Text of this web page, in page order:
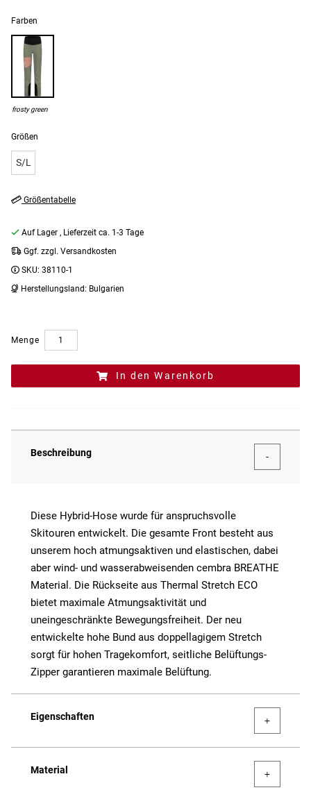
Größen
S/L
Farben
frosty green
Größentabelle
Auf Lager , Lieferzeit ca. 1-3 Tage
Ggf. zzgl. Versandkosten
SKU: 38110-1
Herstellungsland: Bulgarien
Menge
In den Warenkorb
Beschreibung
Diese Hybrid-Hose wurde für anspruchsvolle
Skitouren entwickelt. Die gesamte Front besteht aus
unserem hoch atmungsaktiven und elastischen, dabei
aber wind- und wasserabweisenden cembra BREATHE
Material. Die Rückseite aus Thermal Stretch ECO
bietet maximale Atmungsaktivität und
uneingeschränkte Bewegungsfreiheit. Der neu
entwickelte hohe Bund aus doppellagigem Stretch
sorgt für hohen Tragekomfort, seitliche Belüftungs-
Zipper garantieren maximale Belüftung.
Eigenschaften
Material